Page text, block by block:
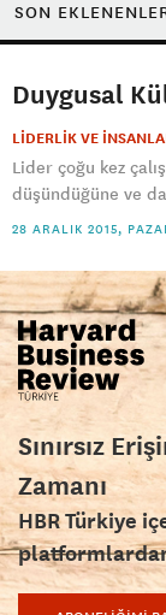
SON
Duygusal
LİDERLİK VE
Lider çoğu kez
düşündüğüne ve
28 ARALIK 2015,
Sınırsız
Zamanı
HBR Türkiye